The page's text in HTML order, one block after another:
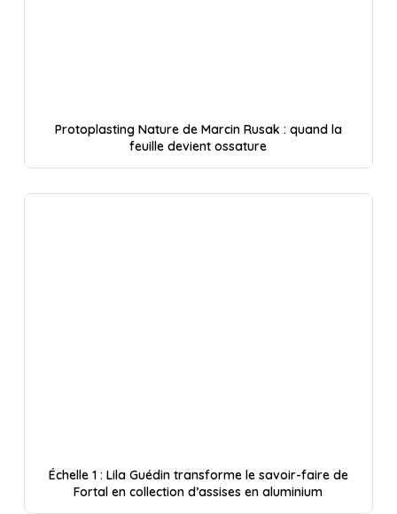
Protoplasting Nature de Marcin Rusak : quand la
feuille devient ossature
Échelle 1 : Lila Guédin transforme le savoir-faire de
Fortal en collection d’assises en aluminium